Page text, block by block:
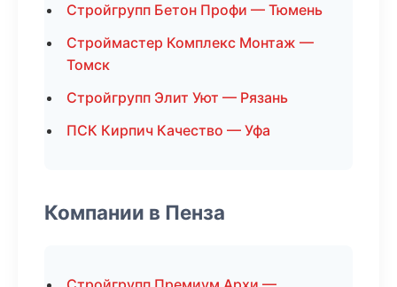
Стройгрупп Бетон Профи — Тюмень
Строймастер Комплекс Монтаж —
Томск
Стройгрупп Элит Уют — Рязань
ПСК Кирпич Качество — Уфа
Компании в Пенза